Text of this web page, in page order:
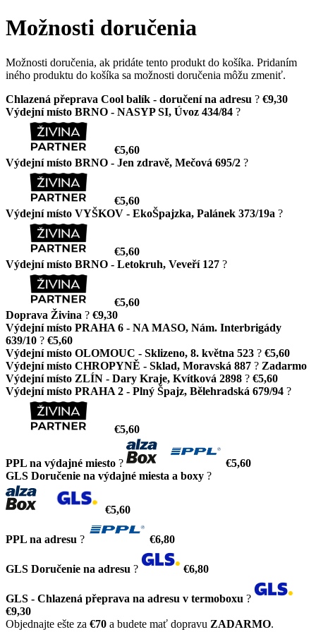
Možnosti doručenia
Možnosti doručenia, ak pridáte tento produkt do košíka. Pridaním
iného produktu do košíka sa možnosti doručenia môžu zmeniť.
Chlazená přeprava Cool balík - doručení na adresu ? €9,30
Výdejní místo BRNO - NASYP SI, Úvoz 434/84 ?
€5,60
Výdejní místo BRNO - Jen zdravě, Mečová 695/2 ?
€5,60
Výdejní místo VYŠKOV - EkoŠpajzka, Palánek 373/19a ?
€5,60
Výdejní místo BRNO - Letokruh, Veveří 127 ?
€5,60
Doprava Živina ? €9,30
Výdejní místo PRAHA 6 - NA MASO, Nám. Interbrigády
639/10 ? €5,60
Výdejní místo OLOMOUC - Sklizeno, 8. května 523 ? €5,60
Výdejní místo CHROPYNĚ - Sklad, Moravská 887 ? Zadarmo
Výdejní místo ZLÍN - Dary Kraje, Kvítková 2898 ? €5,60
Výdejní místo PRAHA 2 - Plný Špajz, Bělehradská 679/94 ?
€5,60
PPL na výdajné miesto ?
€5,60
GLS Doručenie na výdajné miesta a boxy ?
€5,60
PPL na adresu ? €6,80
GLS Doručenie na adresu ? €6,80
GLS - Chlazená přeprava na adresu v termoboxu ?
€9,30
Objednajte ešte za €70 a budete mať dopravu ZADARMO.